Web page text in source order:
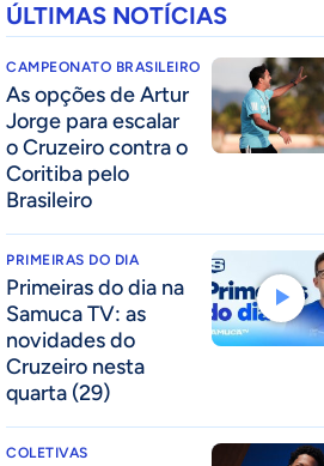
ÚLTIMAS NOTÍCIAS
CAMPEONATO BRASILEIRO
As opções de Artur
Jorge para escalar
o Cruzeiro contra o
Coritiba pelo
Brasileiro
PRIMEIRAS DO DIA
Primeiras do dia na
Samuca TV: as
novidades do
Cruzeiro nesta
quarta (29)
COLETIVAS